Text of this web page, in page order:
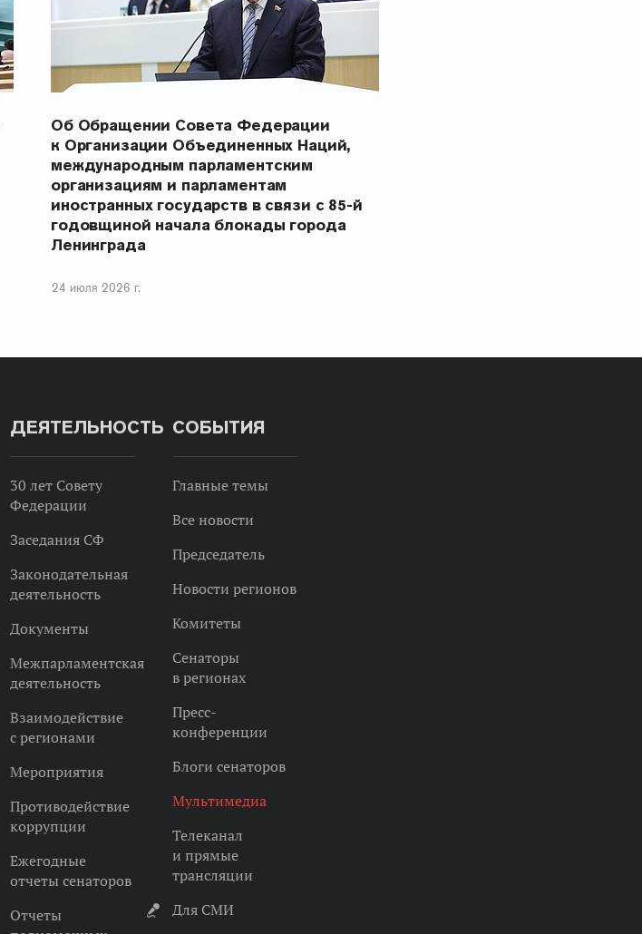
Об Обращении Совета Федерации
к Организации Объединенных Наций,
международным парламентским
организациям и парламентам
иностранных государств в связи с 85-й
годовщиной начала блокады города
Ленинграда
24 июля 2026 г.
ДЕЯТЕЛЬНОСТЬ
30 лет Совету
Федерации
Заседания СФ
Законодательная
деятельность
Документы
Межпарламентская
деятельность
Взаимодействие
с регионами
Мероприятия
Противодействие
коррупции
Ежегодные
отчеты сенаторов
Отчеты
СОБЫТИЯ
Главные темы
Все новости
Председатель
Новости регионов
Комитеты
Сенаторы
в регионах
Пресс-
конференции
Блоги сенаторов
Мультимедиа
Телеканал
и прямые
трансляции
Для СМИ